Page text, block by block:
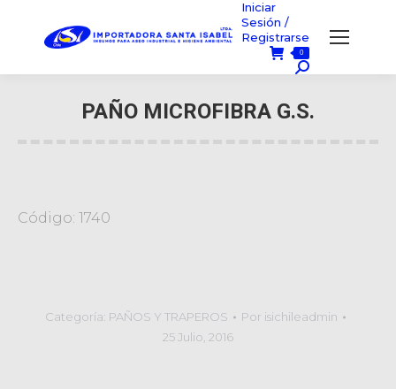
Iniciar
Sesión /
Registrarse
0
Búsqueda:
PAÑO MICROFIBRA G.S.
Código: 1740
Categoría: PAÑOS Y TRAPEROS Por isichileadmin
25 Julio, 2016